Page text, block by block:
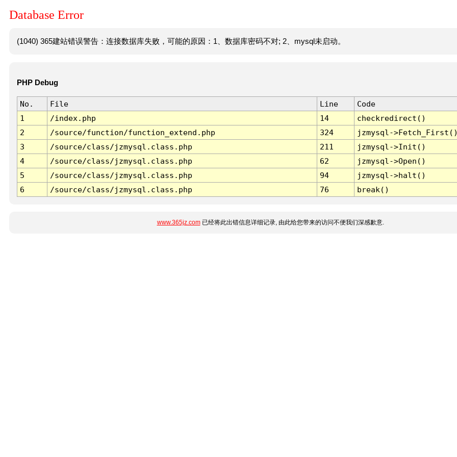
Database Error
(1040) 365建站错误警告：连接数据库失败，可能的原因：1、数据库密码不对; 2、mysql未启动。
PHP Debug
No. File Line
Code
1
/index.php 14
checkredirect()
2
/source/function/function_extend.php 324
jzmysql-
3
/source/class/jzmysql.class.php 211
jzmysql->Init()
4
/source/class/jzmysql.class.php 62
jzmysql->Open()
5
/source/class/jzmysql.class.php 94
jzmysql->halt()
6
/source/class/jzmysql.class.php 76 break()
www.365jz.com已经将此出错信息详细记录, 由此给您带来的访问不便我们深感歉意.